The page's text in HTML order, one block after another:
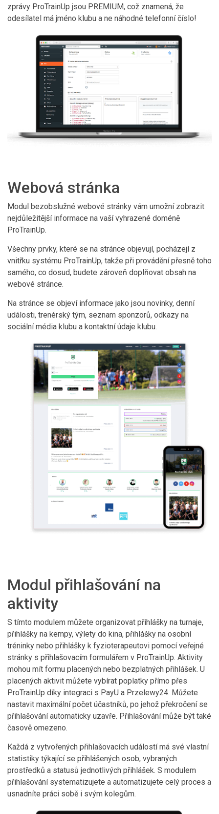
zprávy ProTrainUp jsou PREMIUM, což znamená, že
odesílatel má jméno klubu a ne náhodné telefonní číslo!
Webová stránka
Modul bezobslužné webové stránky vám umožní zobrazit
nejdůležitější informace na vaší vyhrazené doméně
ProTrainUp.
Všechny prvky, které se na stránce objevují, pocházejí z
vnitřku systému ProTrainUp, takže při provádění přesně toho
samého, co dosud, budete zároveň doplňovat obsah na
webové stránce.
Na stránce se objeví informace jako jsou novinky, denní
události, trenérský tým, seznam sponzorů, odkazy na
sociální média klubu a kontaktní údaje klubu.
Modul přihlašování na
aktivity
S tímto modulem můžete organizovat přihlášky na turnaje,
přihlášky na kempy, výlety do kina, přihlášky na osobní
tréninky nebo přihlášky k fyzioterapeutovi pomocí veřejné
stránky s přihlašovacím formulářem v ProTrainUp. Aktivity
mohou mít formu placených nebo bezplatných přihlášek. U
placených aktivit můžete vybírat poplatky přímo přes
ProTrainUp díky integraci s PayU a Przelewy24. Můžete
nastavit maximální počet účastníků, po jehož překročení se
přihlašování automaticky uzavře. Přihlašování může být také
časově omezeno.
Každá z vytvořených přihlašovacích událostí má své vlastní
statistiky týkající se přihlášených osob, vybraných
prostředků a statusů jednotlivých přihlášek. S modulem
přihlašování systematizujete a automatizujete celý proces a
usnadníte práci sobě i svým kolegům.